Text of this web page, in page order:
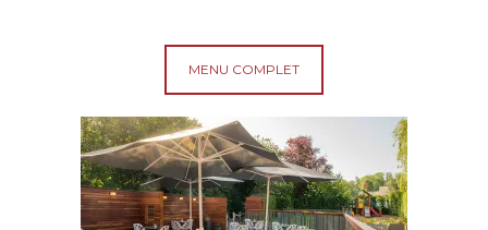
MENU COMPLET